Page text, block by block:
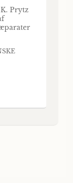
Prytz